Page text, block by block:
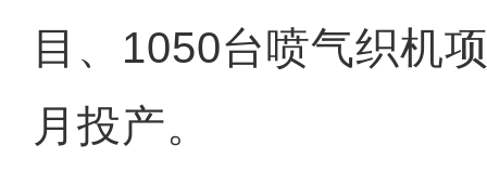
目、1050台喷气织机
月投产。